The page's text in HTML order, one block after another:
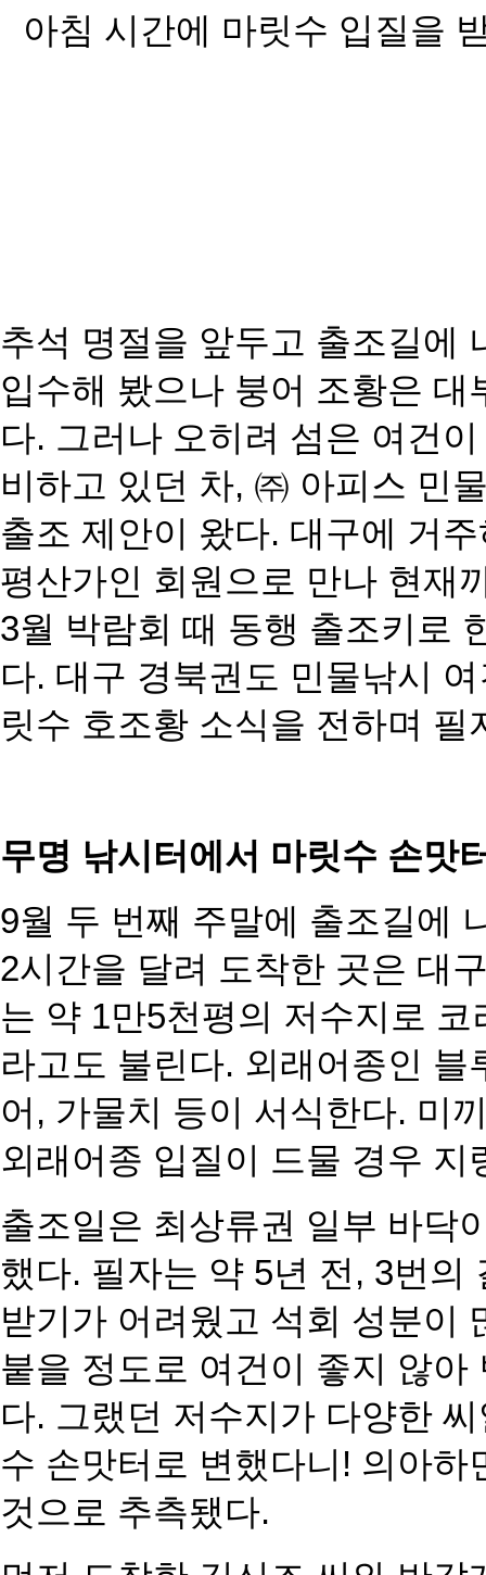
아침 시간에 마릿수 입질을
추석 명절을 앞두고 출조길에
입수해 봤으나 붕어 조황은
다. 그러나 오히려 섬은 여건
비하고 있던 차, ㈜ 아피스 민
출조 제안이 왔다. 대구에 거
평산가인 회원으로 만나 현재
3월 박람회 때 동행 출조키로
다. 대구 경북권도 민물낚시
릿수 호조황 소식을 전하며 필
무명 낚시터에서 마릿수 손맛
9월 두 번째 주말에 출조길에
2시간을 달려 도착한 곳은 대
는 약 1만5천평의 저수지로
라고도 불린다. 외래어종인
어, 가물치 등이 서식한다. 미
외래어종 입질이 드물 경우 지
출조일은 최상류권 일부 바닥
했다. 필자는 약 5년 전, 3번의
받기가 어려웠고 석회 성분이
붙을 정도로 여건이 좋지 않
다. 그랬던 저수지가 다양한
수 손맛터로 변했다니! 의아
것으로 추측됐다.